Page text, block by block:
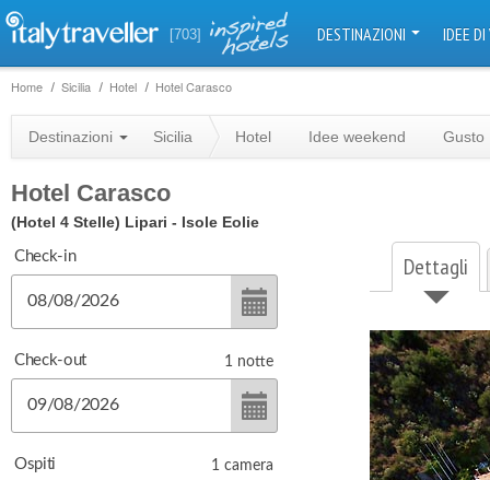
[703] DESTINAZIONI IDEE
Home Sicilia Hotel Hotel Carasco
Destinazioni Sicilia Hotel Idee weekend Gusto
Hotel Carasco
(Hotel 4 Stelle) Lipari - Isole Eolie
Dettagli
Check-in
Check-out 1 notte
Ospiti 1 camera